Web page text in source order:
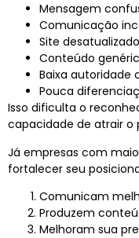
Mensagem
Comunicação
Site
Conteúdo
Baixa autoridade
Pouca
Isso dificulta o
capacidade de atrair o
Já empresas com
fortalecer seu
Comunicam
Produzem
Melhoram sua